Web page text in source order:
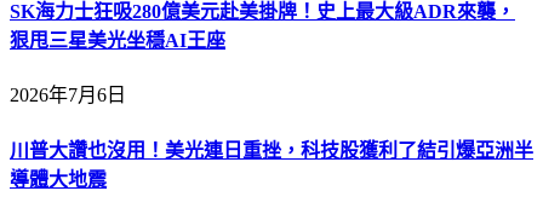
SK海力士狂吸280億美元赴美掛牌！史上最大級ADR來襲，
狠甩三星美光坐穩AI王座
2026年7月6日
川普大讚也沒用！美光連日重挫，科技股獲利了結引爆亞洲半
導體大地震